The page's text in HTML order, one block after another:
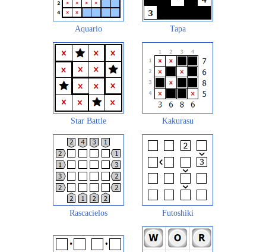
Aquario Tapa
Star Battle Kakurasu
Rascacielos Futoshiki